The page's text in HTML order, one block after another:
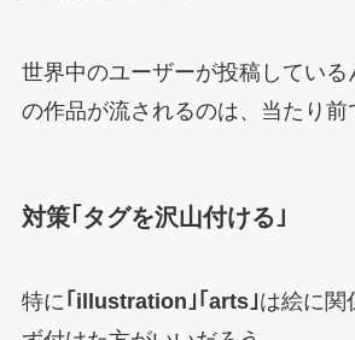
世界中のユーザーが投稿している
の作品が流されるのは、当たり前
対策｢タグを沢山付ける｣
特に ｢illustration｣｢arts｣は絵に関